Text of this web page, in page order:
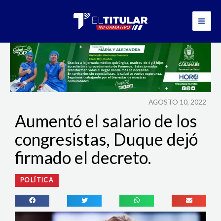
AGOSTO 10, 2022
Aumentó el salario de los
congresistas, Duque dejó
firmado el decreto.
POLÍTICA